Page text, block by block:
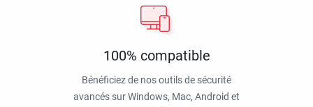
100% compatible
Bénéficiez de nos outils de sécurité
avancés sur Windows, Mac, Android et